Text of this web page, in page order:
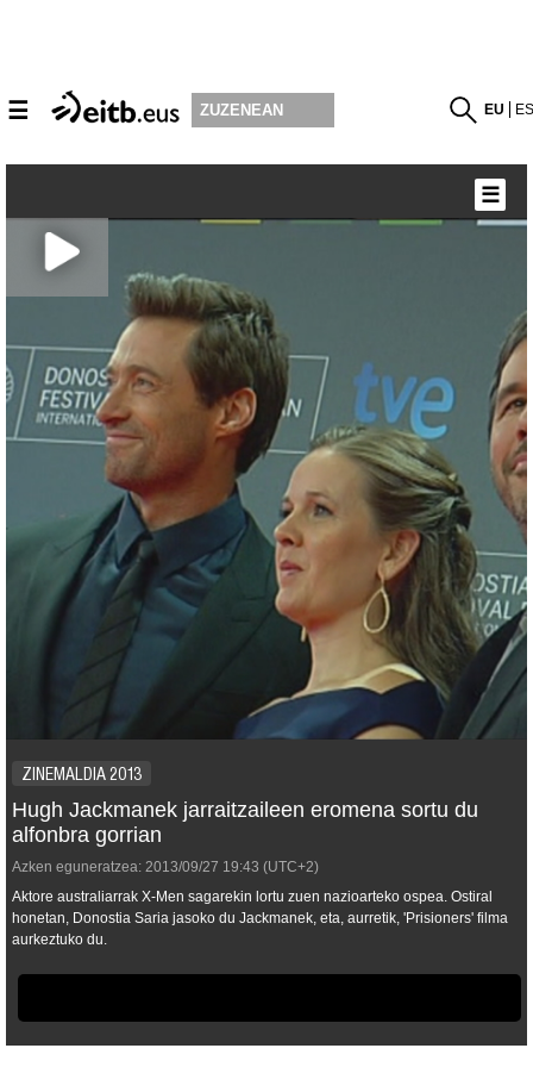
☰ ZUZENEAN EU
ZINEMALDIA 2013
Hugh Jackmanek jarraitzaileen eromena sortu du
alfonbra gorrian
Azken eguneratzea: 2013/09/27 19:43 (UTC+2)
Aktore australiarrak X-Men sagarekin lortu zuen nazioarteko ospea. Ostiral
honetan, Donostia Saria jasoko du Jackmanek, eta, aurretik, 'Prisioners' filma
aurkeztuko du.
☰